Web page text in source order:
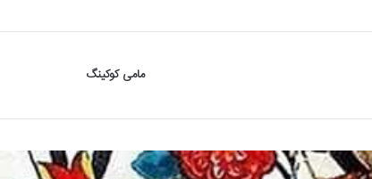
مامی کوکینگ